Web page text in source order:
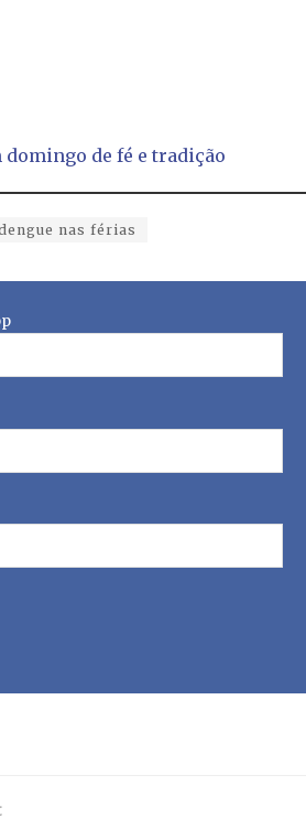
domingo de fé e tradição
nas férias